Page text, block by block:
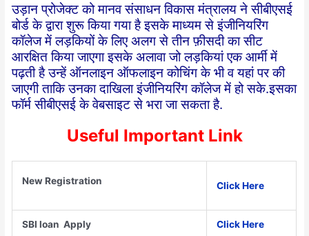
उड़ान प्रोजेक्ट को मानव संसाधन विकास मंत्रालय ने सीबीएसई
बोर्ड के द्वारा शुरू किया गया है इसके माध्यम से इंजीनियरिंग
कॉलेज में लड़कियों के लिए अलग से तीन फ़ीसदी का सीट
आरक्षित किया जाएगा इसके अलावा जो लड़कियां एक आर्मी में
पढ़ती है उन्हें ऑनलाइन ऑफलाइन कोचिंग के भी व यहां पर की
जाएगी ताकि उनका दाखिला इंजीनियरिंग कॉलेज में हो सके.इसका
फॉर्म सीबीएसई के वेबसाइट से भरा जा सकता है.
Useful Important Link
New Registration Click Here
SBI loan Apply Click Here